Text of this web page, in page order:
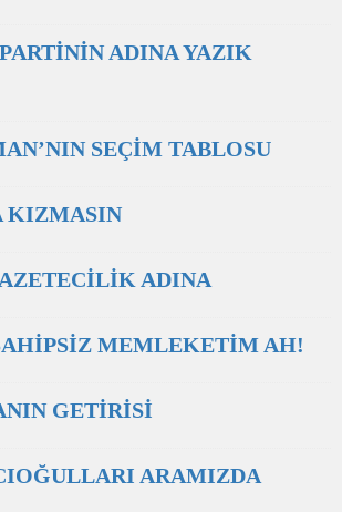
ADINA YAZIK
SEÇİM TABLOSU
KIZMASIN
ADINA
MEMLEKETİM AH!
GETİRİSİ
ARAMIZDA